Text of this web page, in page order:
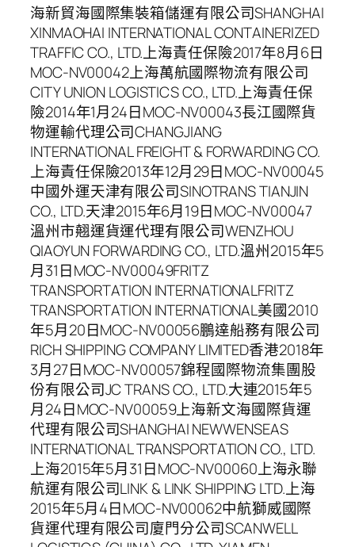
海新貿海國際集裝箱儲運有限公司SHANGHAI
XINMAOHAI INTERNATIONAL CONTAINERIZED
TRAFFIC CO., LTD.上海責任保險2017年8月6日
MOC-NV00042上海萬航國際物流有限公司
CITY UNION LOGISTICS CO., LTD.上海責任保
險2014年1月24日MOC-NV00043長江國際貨
物運輸代理公司CHANGJIANG
INTERNATIONAL FREIGHT & FORWARDING CO.
上海責任保險2013年12月29日MOC-NV00045
中國外運天津有限公司SINOTRANS TIANJIN
CO., LTD.天津2015年6月19日MOC-NV00047
溫州市翹運貨運代理有限公司WENZHOU
QIAOYUN FORWARDING CO., LTD.溫州2015年5
月31日MOC-NV00049FRITZ
TRANSPORTATION INTERNATIONALFRITZ
TRANSPORTATION INTERNATIONAL美國2010
年5月20日MOC-NV00056鵬達船務有限公司
RICH SHIPPING COMPANY LIMITED香港2018年
3月27日MOC-NV00057錦程國際物流集團股
份有限公司JC TRANS CO., LTD.大連2015年5
月24日MOC-NV00059上海新文海國際貨運
代理有限公司SHANGHAI NEWWENSEAS
INTERNATIONAL TRANSPORTATION CO., LTD.
上海2015年5月31日MOC-NV00060上海永聯
航運有限公司LINK & LINK SHIPPING LTD.上海
2015年5月4日MOC-NV00062中航獅威國際
貨運代理有限公司廈門分公司SCANWELL